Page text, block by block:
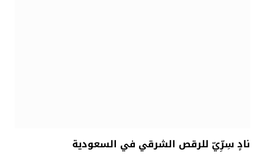
نادٍ سِرِّيّ للرقص الشرقي في السعودية